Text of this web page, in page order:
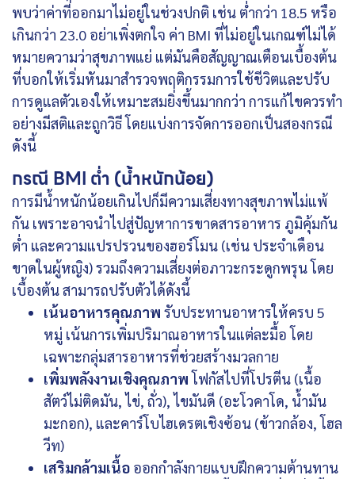
พบว่าค่าที่ออกมาไม่อยู่ในช่วงปกติ เช่น ต่ำกว่า 18.5 หรือ
เกินกว่า 23.0 อย่าเพิ่งตกใจ ค่า BMI ที่ไม่อยู่ในเกณฑ์ไม่ได้
หมายความว่าสุขภาพแย่ แต่มันคือสัญญาณเตือนเบื้องต้น
ที่บอกให้เริ่มหันมาสำรวจพฤติกรรมการใช้ชีวิตและปรับ
การดูแลตัวเองให้เหมาะสมยิ่งขึ้นมากกว่า การแก้ไขควรทำ
อย่างมีสติและถูกวิธี โดยแบ่งการจัดการออกเป็นสองกรณี
ดังนี้
กรณี BMI ต่ำ (น้ำหนักน้อย)
การมีน้ำหนักน้อยเกินไปก็มีความเสี่ยงทางสุขภาพไม่แพ้
กัน เพราะอาจนำไปสู่ปัญหาการขาดสารอาหาร ภูมิคุ้มกัน
ต่ำ และความแปรปรวนของฮอร์โมน (เช่น ประจำเดือน
ขาดในผู้หญิง) รวมถึงความเสี่ยงต่อภาวะกระดูกพรุน โดย
เบื้องต้น สามารถปรับตัวได้ดังนี้
เน้นอาหารคุณภาพ รับประทานอาหารให้ครบ 5
หมู่ เน้นการเพิ่มปริมาณอาหารในแต่ละมื้อ โดย
เฉพาะกลุ่มสารอาหารที่ช่วยสร้างมวลกาย
เพิ่มพลังงานเชิงคุณภาพโฟกัสไปที่โปรตีน (เนื้อ
สัตว์ไม่ติดมัน, ไข่, ถั่ว), ไขมันดี (อะโวคาโด, น้ำมัน
มะกอก), และคาร์โบไฮเดรตเชิงซ้อน (ข้าวกล้อง, โฮล
วีท)
เสริมกล้ามเนื้อ ออกกำลังกายแบบฝึกความต้านทาน